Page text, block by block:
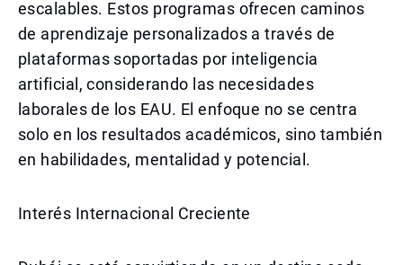
escalables. Estos programas ofrecen caminos
de aprendizaje personalizados a través de
plataformas soportadas por inteligencia
artificial, considerando las necesidades
laborales de los EAU. El enfoque no se centra
solo en los resultados académicos, sino también
en habilidades, mentalidad y potencial.
Interés Internacional Creciente